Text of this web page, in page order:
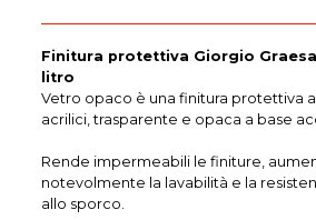
Finitura protettiva Giorgio
litro
Vetro opaco è una finitura protettiva
acrilici, trasparente e opaca a base
Rende impermeabili le finiture,
notevolmente la lavabilità e la
allo sporco.